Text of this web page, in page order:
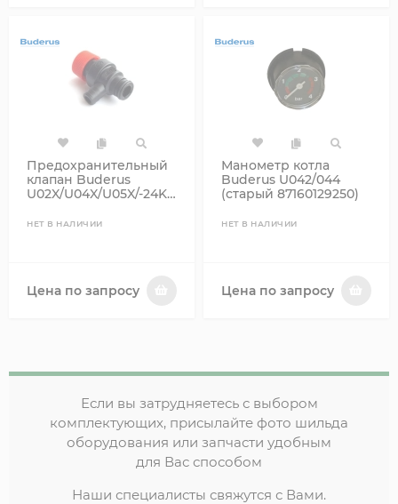
Предохранительный
клапан Buderus
U02X/U04X/U05X/-24K/ZSA/ZWA-
НЕТ В НАЛИЧИИ
Цена по запросу
Манометр котла
Buderus U042/044
(старый 87160129250)
НЕТ В НАЛИЧИИ
Цена по запросу
Если вы затрудняетесь с выбором
комплектующих, присылайте фото шильда
оборудования или запчасти удобным
для Вас способом
Наши специалисты свяжутся с Вами.